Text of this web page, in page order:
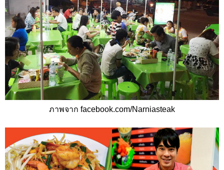
ภาพจาก facebook.com/Narniasteak